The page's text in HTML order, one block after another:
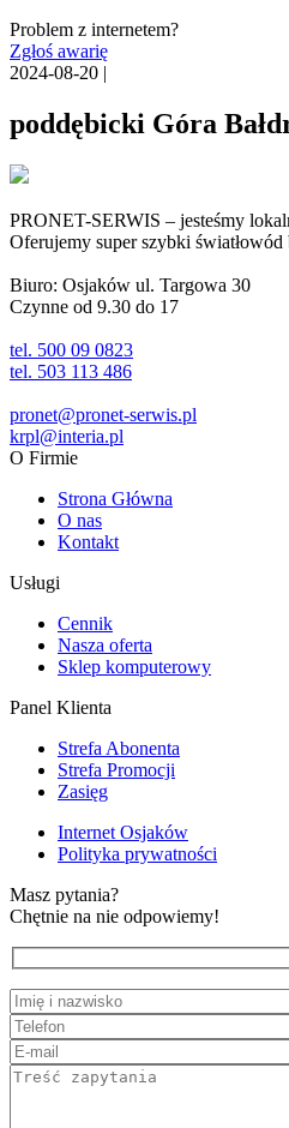
Problem z internetem?
Zgłoś awarię
2024-08-20 |
poddębicki Góra
PRONET-SERWIS – jesteśmy
Oferujemy super szybki
Biuro: Osjaków ul. Targowa 30
Czynne od 9.30 do 17
tel. 500 09 0823
tel. 503 113 486
pronet@pronet-serwis.pl
krpl@interia.pl
O Firmie
Strona Główna
O nas
Kontakt
Usługi
Cennik
Nasza oferta
Sklep komputerowy
Panel Klienta
Strefa Abonenta
Strefa Promocji
Zasięg
Internet Osjaków
Polityka prywatności
Masz pytania?
Chętnie na nie odpowiemy!